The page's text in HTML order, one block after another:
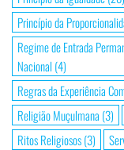
Princípio da
Regime de Entrada
Nacional (4)
Regras da Experiência
Religião Muçulmana (3)
Ritos Religiosos(3)